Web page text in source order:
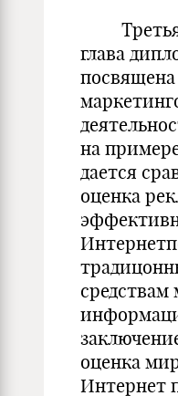
Третья
глава
на
дается
оценка
средствам
оценка
Интернет